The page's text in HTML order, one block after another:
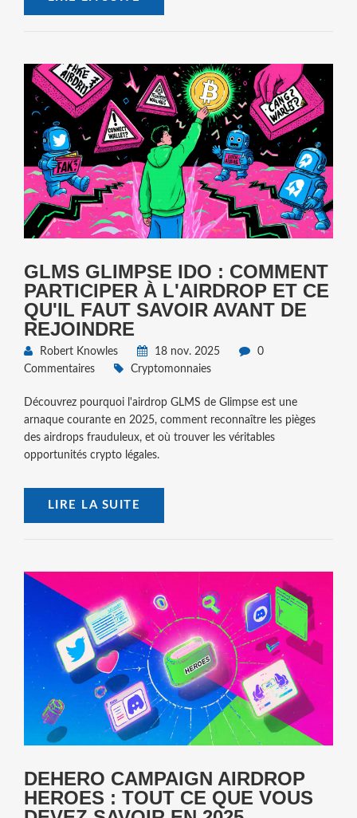
GLMS GLIMPSE IDO : COMMENT
PARTICIPER À L'AIRDROP ET CE
QU'IL FAUT SAVOIR AVANT DE
REJOINDRE
Robert Knowles 18 nov. 2025
0
Commentaires
Cryptomonnaies
Découvrez pourquoi l'airdrop GLMS de Glimpse est une
arnaque courante en 2025, comment reconnaître les pièges
des airdrops frauduleux, et où trouver les véritables
opportunités crypto légales.
LIRE LA SUITE
DEHERO CAMPAIGN AIRDROP
HEROES : TOUT CE QUE VOUS